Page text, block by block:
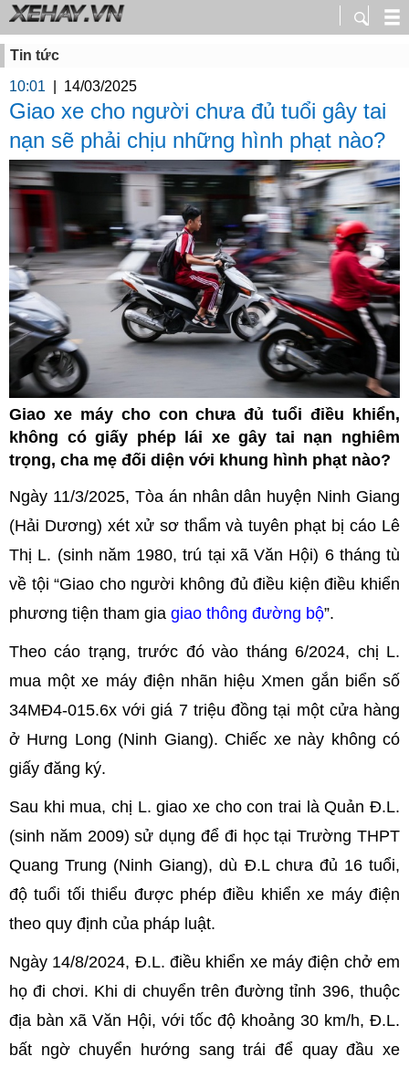
Tin tức
10:01
14/03/2025
Giao xe cho người chưa đủ tuổi gây tai
nạn sẽ phải chịu những hình phạt nào?
Giao xe máy cho con chưa đủ tuổi điều khiển,
không có giấy phép lái xe gây tai nạn nghiêm
trọng, cha mẹ đối diện với khung hình phạt nào?
Ngày 11/3/2025, Tòa án nhân dân huyện Ninh Giang
(Hải Dương) xét xử sơ thẩm và tuyên phạt bị cáo Lê
Thị L. (sinh năm 1980, trú tại xã Văn Hội) 6 tháng tù
về tội “Giao cho người không đủ điều kiện điều khiển
phương tiện tham gia giao thông đường bộ”.
Theo cáo trạng, trước đó vào tháng 6/2024, chị L.
mua một xe máy điện nhãn hiệu Xmen gắn biển số
34MĐ4-015.6x với giá 7 triệu đồng tại một cửa hàng
ở Hưng Long (Ninh Giang). Chiếc xe này không có
giấy đăng ký.
Sau khi mua, chị L. giao xe cho con trai là Quản Đ.L.
(sinh năm 2009) sử dụng để đi học tại Trường THPT
Quang Trung (Ninh Giang), dù Đ.L chưa đủ 16 tuổi,
độ tuổi tối thiểu được phép điều khiển xe máy điện
theo quy định của pháp luật.
Ngày 14/8/2024, Đ.L. điều khiển xe máy điện chở em
họ đi chơi. Khi di chuyển trên đường tỉnh 396, thuộc
địa bàn xã Văn Hội, với tốc độ khoảng 30 km/h, Đ.L.
bất ngờ chuyển hướng sang trái để quay đầu xe